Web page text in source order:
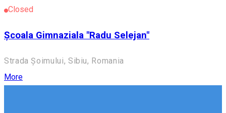
Closed
Școala Gimnaziala "Radu Selejan"
Strada Șoimului, Sibiu, Romania
More